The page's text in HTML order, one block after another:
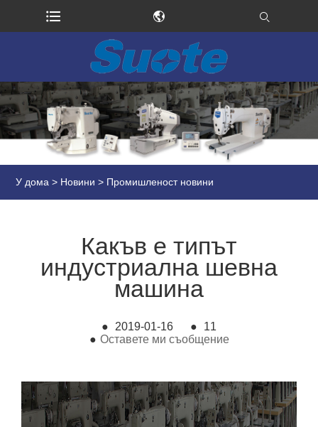
У дома > Новини > Промишленост новини
Какъв е типът
индустриална шевна
машина
● 2019-01-16 ●
11
● Оставете ми съобщение